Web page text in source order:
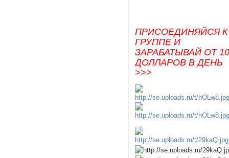
ПРИСОЕДИНЯЙСЯ К
ГРУППЕ И
ЗАРАБАТЫВАЙ ОТ
ДОЛЛАРОВ В ДЕНЬ
>>>